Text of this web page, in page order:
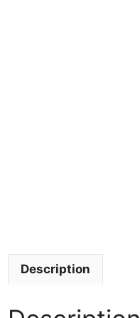
Description